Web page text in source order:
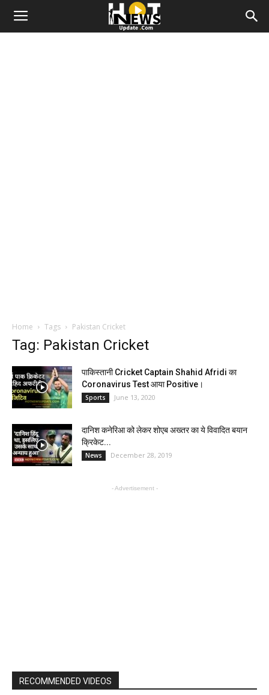
Home Tags Pakistan Cricket
Tag: Pakistan Cricket
पाकिस्तानी Cricket Captain Shahid Afridi का
Coronavirus Test आया Positive।
Sports June 13, 2020
दानिश कनेरिआ को लेकर शोएब अख्तर का ये विवादित बयान
क्रिकेट...
News December 28, 2019
- Advertisement -
RECOMMENDED VIDEOS